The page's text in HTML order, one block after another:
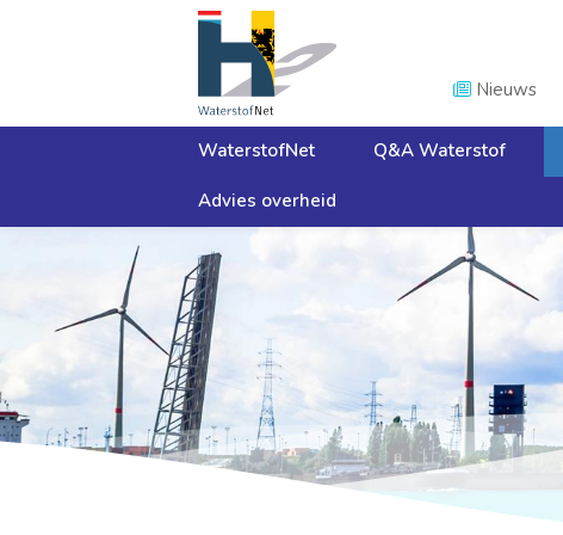
Nieuws
WaterstofNet Q&A Waterstof
Advies overheid